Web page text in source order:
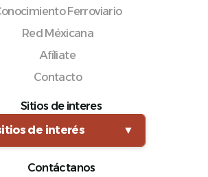
Ferroviario
Red Méxicana
Afíliate
Contacto
Sitios de interes
de interés
▼
Contáctanos